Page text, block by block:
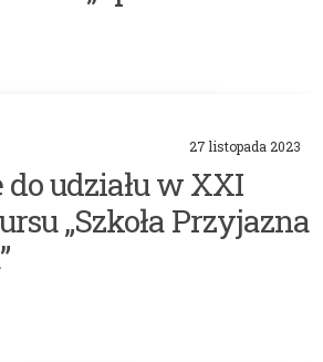
27 listopada 2023
do udziału w XXI
„Szkoła Przyjazna